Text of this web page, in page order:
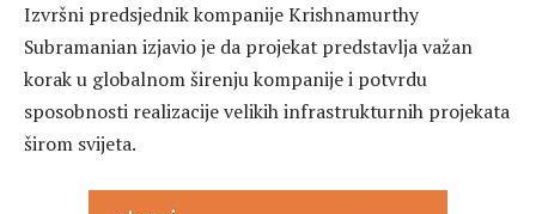
Izvršni predsjednik kompanijeKrishnamurthy
Subramanianizjavio je da projekat predstavlja važan
korak u globalnom širenju kompanije i potvrdu
sposobnosti realizacije velikih infrastrukturnih projekata
širom svijeta.